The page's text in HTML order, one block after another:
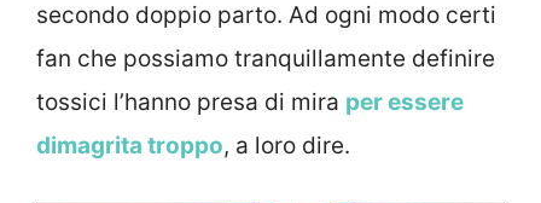
secondo doppio parto. Ad ogni modo certi
fan che possiamo tranquillamente definire
tossici l’hanno presa di mira per essere
dimagrita troppo, a loro dire.